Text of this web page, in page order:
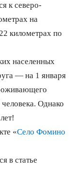
к северо-
на
километрах по
населенных
— на 1 января
Однако
«Село Фомино
в статье